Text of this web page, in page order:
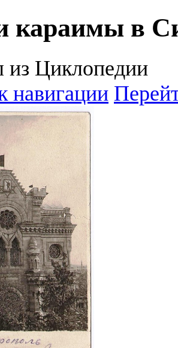
караимы в
из Циклопедии
навигации